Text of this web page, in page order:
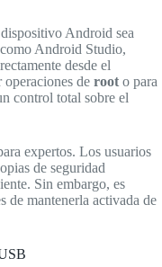
Android sea
Android Studio,
desde el
operaciones de root o para
control total sobre el
expertos. Los usuarios
de seguridad
Sin embargo, es
de mantenerla activada de